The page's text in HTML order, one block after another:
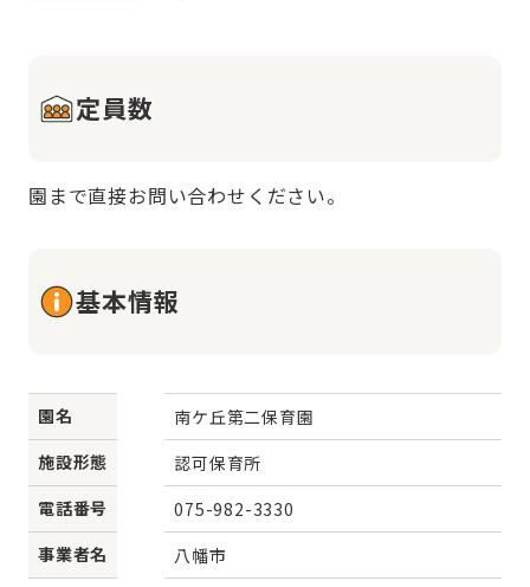
定員数
園まで直接お問い合わせください。
基本情報
園名
南ケ丘第二保育園
施設形態
認可保育所
電話番号
075-982-3330
事業者名
八幡市